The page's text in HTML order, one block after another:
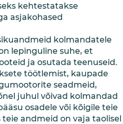
kehtestatakse
asjakohased
kolmandatele
lepinguline suhe, et
ja osutada teenuseid.
töötlemist, kaupade
seadmeid,
juhul võivad kolmandad
osadele või kõigile teie
andmeid on vaja taolisel